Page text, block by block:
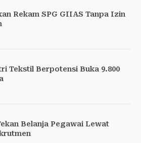
Rekam SPG GIIAS Tanpa Izin
Tekstil Berpotensi Buka 9.800
Belanja Pegawai Lewat